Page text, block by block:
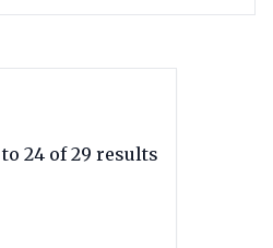
to 24 of29 results